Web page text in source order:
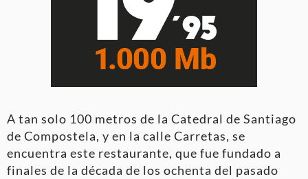
A tan solo 100 metros de la Catedral de Santiago
de Compostela, y en la calle Carretas, se
encuentra este restaurante, que fue fundado a
finales de la década de los ochenta del pasado